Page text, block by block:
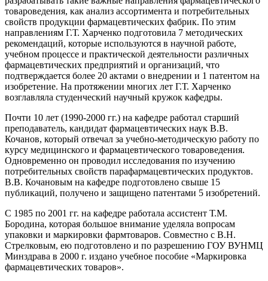
товароведения, как анализ ассортимента и потребительных
свойств продукции фармацевтических фабрик. По этим
направлениям Г.Т. Харченко подготовила 7 методических
рекомендаций, которые используются в научной работе,
учебном процессе и практической деятельности различных
фармацевтических предприятий и организаций, что
подтверждается более 20 актами о внедрении и 1 патентом на
изобретение. На протяжении многих лет Г.Т. Харченко
возглавляла студенческий научный кружок кафедры.
Почти 10 лет (1990-2000 гг.) на кафедре работал старший
преподаватель, кандидат фармацевтических наук В.В.
Кочанов, который отвечал за учебно-методическую работу по
курсу медицинского и фармацевтического товароведения.
Одновременно он проводил исследования по изучению
потребительных свойств парафармацевтических продуктов.
В.В. Кочановым на кафедре подготовлено свыше 15
публикаций, получено и защищено патентами 5 изобретений.
С 1985 по 2001 гг. на кафедре работала ассистент Т.М.
Бородина, которая большое внимание уделяла вопросам
упаковки и маркировки фармтоваров. Совместно с В.Н.
Стрелковым, ею подготовлено и по разрешению ГОУ ВУНМЦ
Минздрава в 2000 г. издано учебное пособие «Маркировка
фармацевтических товаров».